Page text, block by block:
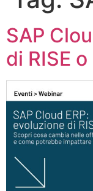
SAP
di RISE